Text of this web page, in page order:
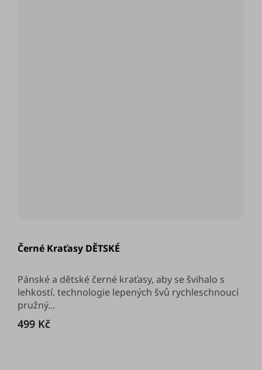
Černé Kraťasy DĚTSKÉ
499 Kč
Pánské a dětské černé kraťasy, aby se švihalo s
lehkostí. technologie lepených švů rychleschnoucí
pružný...